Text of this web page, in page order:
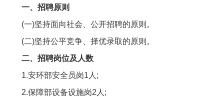
一、招聘原则
(一)坚持面向社会、公开招聘的原则。
(二)坚持公平竞争、择优录取的原则。
二、招聘岗位及人数
1.安环部安全员岗1人;
2.保障部设备设施岗2人;